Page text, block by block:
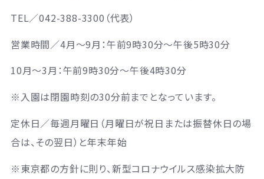
TEL／042-388-3300（代表）
営業時間／4月～9月：午前9時30分～午後5時30分
10月～3月：午前9時30分～午後4時30分
※入園は閉園時刻の30分前までとなっています。
定休日／毎週月曜日（月曜日が祝日または振替休日の場
合は、その翌日）と年末年始
※東京都の方針に則り、新型コロナウイルス感染拡大防